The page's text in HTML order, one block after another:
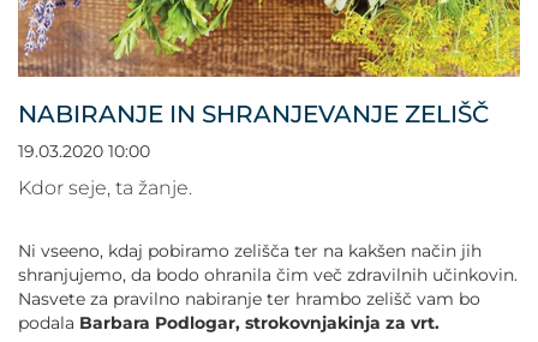
POVEČAJ PISAVO
POMANJŠAJ PISAVO
OZNAČI NASLOVE
PODČRTAJ POVEZAVE
NABIRANJE IN SHRANJEVANJE ZELIŠČ
19.03.2020 10:00
Kdor seje, ta žanje.
Ni vseeno, kdaj pobiramo zelišča ter na kakšen način jih
shranjujemo, da bodo ohranila čim več zdravilnih učinkovin.
Nasvete za pravilno nabiranje ter hrambo zelišč vam bo
podala Barbara Podlogar, strokovnjakinja za vrt.